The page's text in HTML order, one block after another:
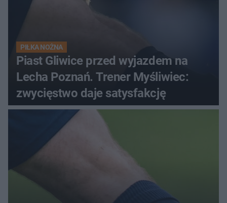
PIŁKA NOŻNA
Piast Gliwice przed wyjazdem na
Lecha Poznań. Trener Myśliwiec:
zwycięstwo daje satysfakcję